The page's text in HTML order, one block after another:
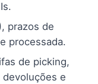
prazos de
processada.
de picking,
e